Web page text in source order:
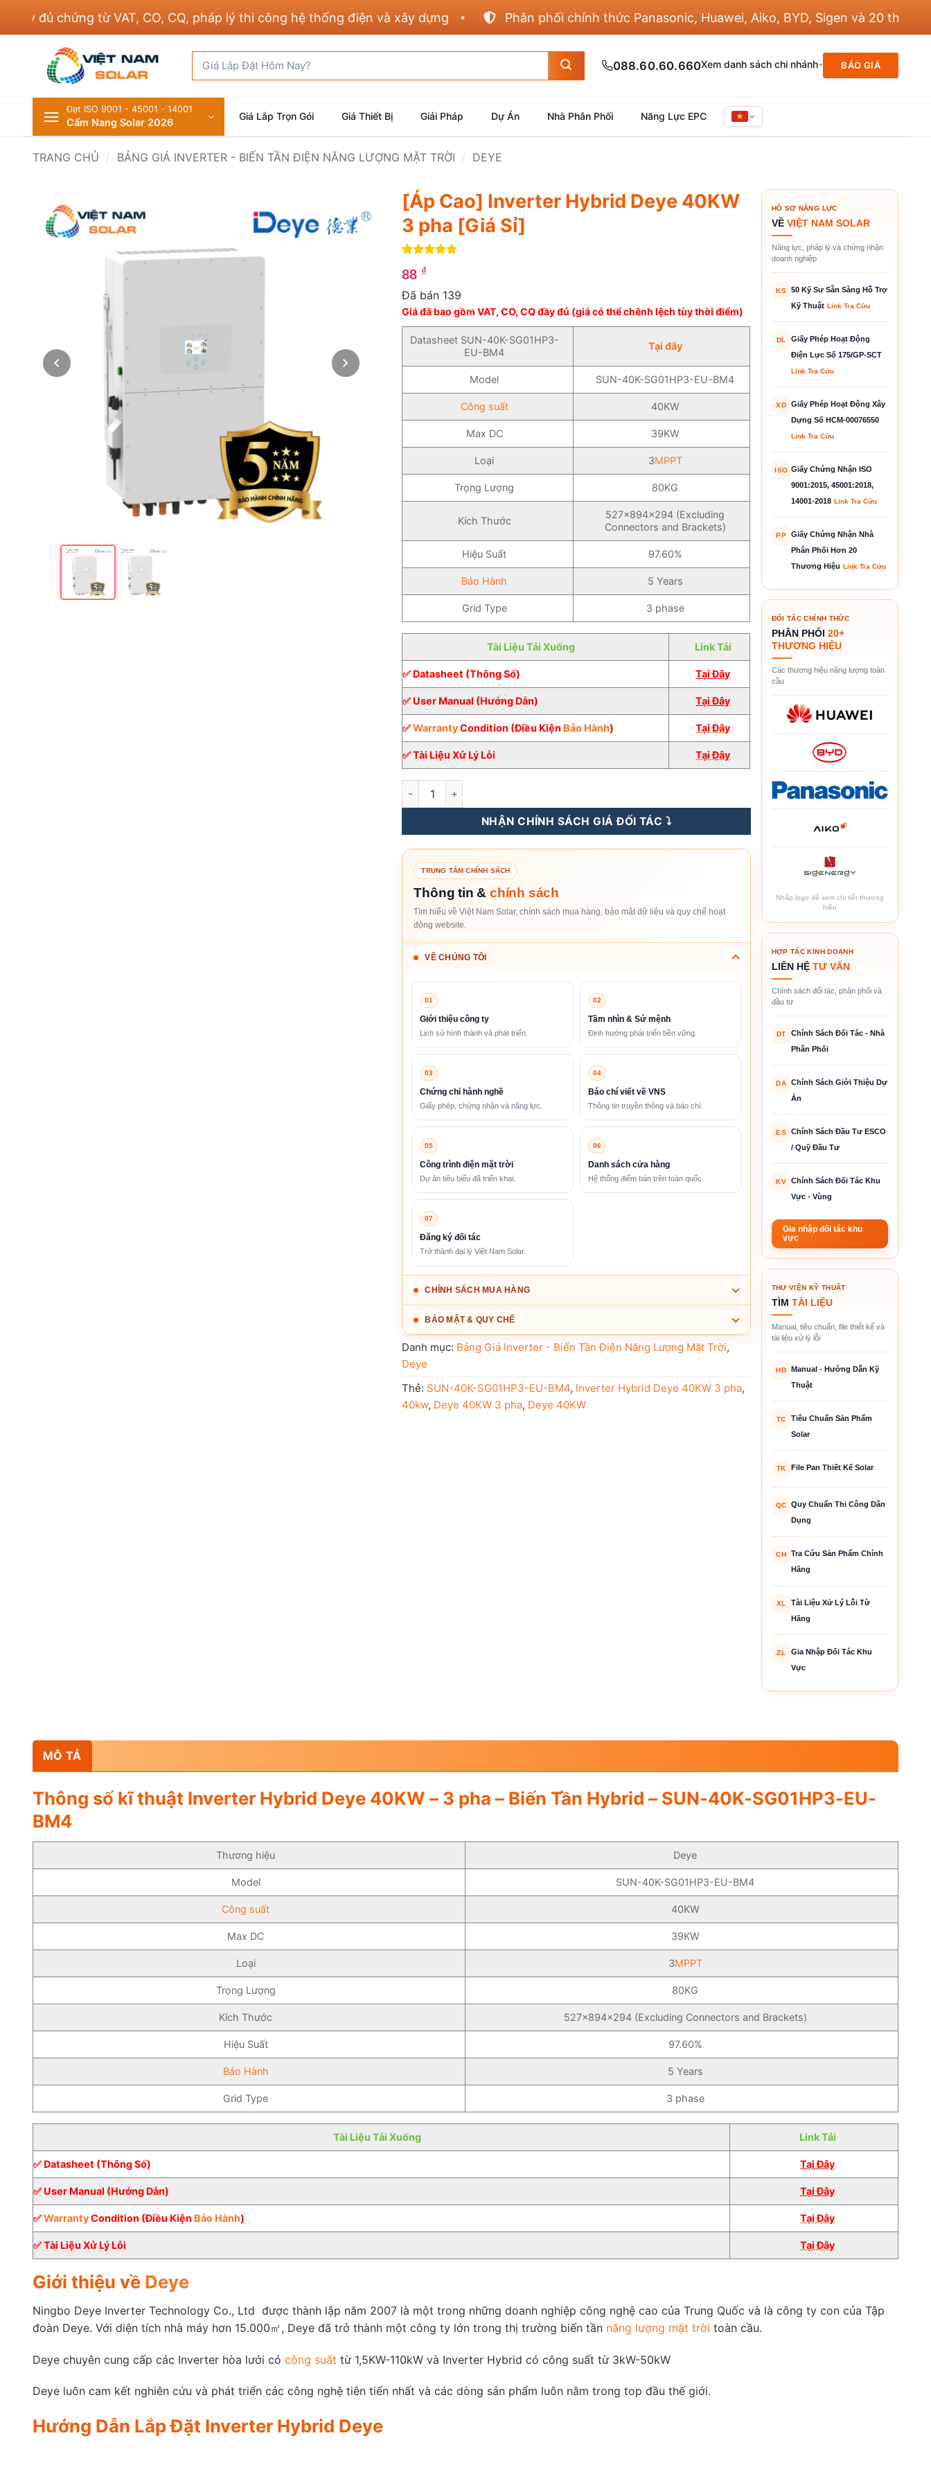
đủ chứng từ VAT, CO, CQ, pháp lý thi công hệ thống điện và xây dựng Phân phối chính thức Panasonic, Huawei, Aiko, BYD, Sigen và 20 thương
kiếm:
088.60.60.660Xem danh sách chi nhánh BÁO GIÁ
Đạt ISO 9001 - 45001 - 14001
Cẩm Nang Solar 2026 Giá Lắp Trọn Gói Giá Thiết Bị Giải Pháp Dự Án Nhà Phân Phối Năng Lực EPC
TRANG CHỦ / BẢNG GIÁ INVERTER - BIẾN TẦN ĐIỆN NĂNG LƯỢNG MẶT TRỜI / DEYE
[Áp Cao] Inverter Hybrid Deye 40KW
3 pha [Giá Sỉ]
trên 5
dựa trên
88 ₫
Đã bán 139
Giá đã bao gồm VAT, CO, CQ đầy đủ (giá có thể chênh lệch tùy thời điểm)
Datasheet SUN-40K-SG01HP3-
EU-BM4
Tại đây
Model SUN-40K-SG01HP3-EU-BM4
Công suất 40KW
Max DC 39KW
Loại 3MPPT
Trọng Lượng 80KG
Kích Thước
527×894×294 (Excluding
Connectors and Brackets)
Hiệu Suất 97.60%
Bảo Hành 5 Years
Grid Type 3 phase
Tài Liệu Tải Xuống Link Tải
✅ Datasheet (Thông Số) Tại Đây
✅ User Manual (Hướng Dẫn) Tại Đây
✅WarrantyCondition (Điều Kiện Bảo Hành) TạiĐây
✅ Tài Liệu Xử Lý Lỗi Tại Đây
[Áp Cao] Inverter Hybrid Deye 40KW 3 pha [Giá Sỉ] số lượng
NHẬN CHÍNH SÁCH GIÁ ĐỐI TÁC ⤵️
TRUNG TÂM CHÍNH SÁCH
Thông tin & chính sách
Tìm hiểu về Việt Nam Solar, chính sách mua hàng, bảo mật dữ liệu và quy chế hoạt
động website.
VỀ CHÚNG TÔI
01
Giới thiệu công ty
Lịch sử hình thành và phát triển.
02
Tầm nhìn & Sứ mệnh
Định hướng phát triển bền vững.
03
Chứng chỉ hành nghề
Giấy phép, chứng nhận và năng lực.
04
Báo chí viết về VNS
Thông tin truyền thông và báo chí.
05
Công trình điện mặt trời
Dự án tiêu biểu đã triển khai.
06
Danh sách cửa hàng
Hệ thống điểm bán trên toàn quốc.
07
Đăng ký đối tác
Trở thành đại lý Việt Nam Solar.
CHÍNH SÁCH MUA HÀNG
BẢO MẬT & QUY CHẾ
Danh mục: Bảng Giá Inverter - Biến Tần Điện Năng Lượng Mặt Trời,
Deye
Thẻ: SUN-40K-SG01HP3-EU-BM4, Inverter Hybrid Deye 40KW 3 pha,
40kw, Deye 40KW 3 pha, Deye 40KW
HỒ SƠ NĂNG LỰC
VỀ VIỆT NAM SOLAR
Năng lực, pháp lý và chứng nhận
doanh nghiệp
KS
50 Kỹ Sư Sẵn Sàng Hỗ Trợ
Kỹ Thuật Link Tra Cứu
DL
Giấy Phép Hoạt Động
Điện Lực Số 175/GP-SCT
Link Tra Cứu
XD
Giấy Phép Hoạt Động Xây
Dựng Số HCM-00076550
Link Tra Cứu
ISO Giấy Chứng Nhận ISO
9001:2015, 45001:2018,
14001-2018 Link Tra Cứu
PP
Giấy Chứng Nhận Nhà
Phân Phối Hơn 20
Thương Hiệu Link Tra Cứu
ĐỐI TÁC CHÍNH THỨC
PHÂN PHỐI 20+
THƯƠNG HIỆU
Các thương hiệu năng lượng toàn
cầu
Nhấp logo để xem chi tiết thương
hiệu
HỢP TÁC KINH DOANH
LIÊN HỆ TƯ VẤN
Chính sách đối tác, phân phối và
đầu tư
DT
Chính Sách Đối Tác - Nhà
Phân Phối
DA
Chính Sách Giới Thiệu Dự
Án
ES
Chính Sách Đầu Tư ESCO
/ Quỹ Đầu Tư
KV
Chính Sách Đối Tác Khu
Vực - Vùng
Gia nhập đối tác khu
vực
THƯ VIỆN KỸ THUẬT
TÌM TÀI LIỆU
Manual, tiêu chuẩn, file thiết kế và
tài liệu xử lý lỗi
HD
Manual - Hướng Dẫn Kỹ
Thuật
TC
Tiêu Chuẩn Sản Phẩm
Solar
TK File Pan Thiết Kế Solar
QC
Quy Chuẩn Thi Công Dân
Dụng
CH
Tra Cứu Sản Phẩm Chính
Hãng
XL
Tài Liệu Xử Lý Lỗi Từ
Hãng
ZL
Gia Nhập Đối Tác Khu
Vực
MÔ TẢ
Thông số kĩ thuật Inverter Hybrid Deye 40KW – 3 pha – Biến Tần Hybrid – SUN-40K-SG01HP3-EU-
BM4
Thương hiệu Deye
Model SUN-40K-SG01HP3-EU-BM4
Công suất 40KW
Max DC 39KW
Loại 3MPPT
Trọng Lượng 80KG
Kích Thước 527×894×294 (Excluding Connectors and Brackets)
Hiệu Suất 97.60%
Bảo Hành 5 Years
Grid Type 3 phase
Tài Liệu Tải Xuống Link Tải
✅ Datasheet (Thông Số) Tại Đây
✅ User Manual (Hướng Dẫn) Tại Đây
✅WarrantyCondition (Điều Kiện Bảo Hành) TạiĐây
✅ Tài Liệu Xử Lý Lỗi Tại Đây
Giới thiệu về Deye
Ningbo Deye Inverter Technology Co., Ltd được thành lập năm 2007 là một trong những doanh nghiệp công nghệ cao của Trung Quốc và là công ty con của Tập
đoàn Deye. Với diện tích nhà máy hơn 15.000㎡, Deye đã trở thành một công ty lớn trong thị trường biến tần năng lượng mặt trời toàn cầu.
Deye chuyên cung cấp các Inverter hòa lưới có công suất từ ​​1,5KW-110kW và Inverter Hybrid có công suất từ 3kW-50kW
Deye luôn cam kết nghiên cứu và phát triển các công nghệ tiên tiến nhất và các dòng sản phẩm luôn nằm trong top đầu thế giới.
Hướng Dẫn Lắp Đặt Inverter Hybrid Deye